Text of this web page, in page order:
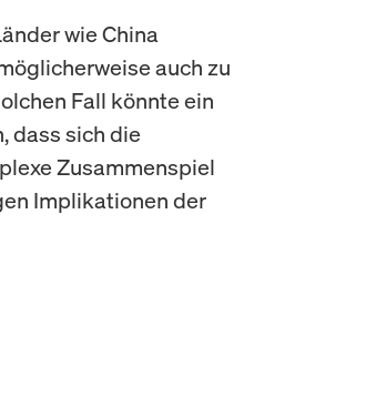
wie China
auch zu
Fall könnte ein
dass sich die
Zusammenspiel
Implikationen der